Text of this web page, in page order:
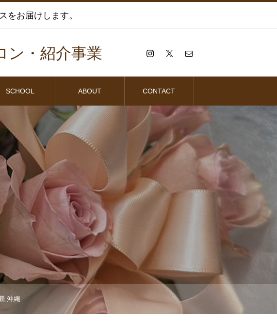
をお届けします。
ン・紹介事業
SCHOOL ABOUT CONTACT
,沖縄